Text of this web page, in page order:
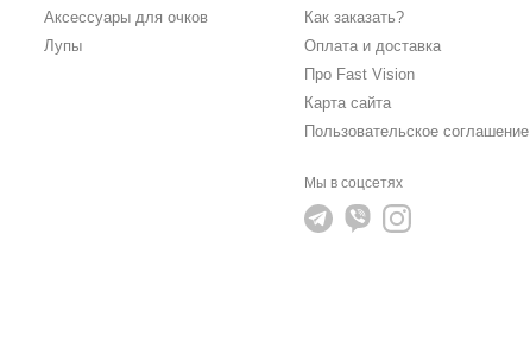
Аксессуары для очков
Лупы
Как заказать?
Оплата и доставка
Про Fast Vision
Карта сайта
Пользовательское соглашение
Мы в соцсетях